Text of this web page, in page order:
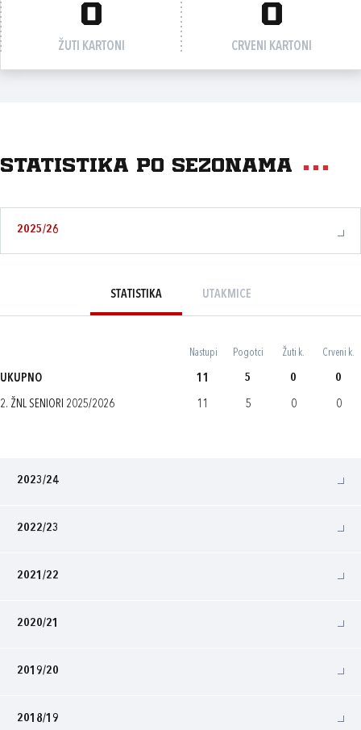
0
ŽUTI KARTONI
0
CRVENI KARTONI
Statistika po sezonama
2025/26
STATISTIKA UTAKMICE
Nastupi Pogotci Žuti k. Crveni k.
UKUPNO 11 5 0 0
2. ŽNL SENIORI 2025/2026 11 5 0 0
2023/24
2022/23
2021/22
2020/21
2019/20
2018/19